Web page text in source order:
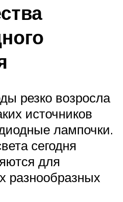
резко возросла
источников
лампочки.
сегодня
для
разнообразных